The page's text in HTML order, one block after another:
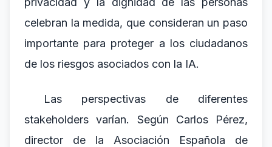
celebran la medida, que consideran un paso
importante para proteger a los ciudadanos
de los riesgos asociados con la IA.
Las perspectivas de diferentes
stakeholders varían. Según Carlos Pérez,
director de la Asociación Española de